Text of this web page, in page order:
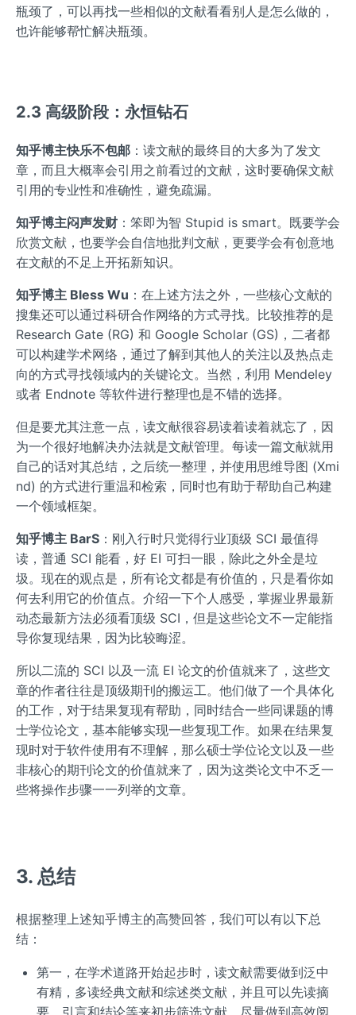
瓶颈了，可以再找一些相似的文献看看别人是怎么做的，
也许能够帮忙解决瓶颈。
2.3 高级阶段：永恒钻石
知乎博主快乐不包邮 ：读文献的最终目的大多为了发文
章，而且大概率会引用之前看过的文献，这时要确保文献
引用的专业性和准确性，避免疏漏。
知乎博主闷声发财 ：笨即为智 Stupid is smart。既要学会
欣赏文献，也要学会自信地批判文献，更要学会有创意地
在文献的不足上开拓新知识。
知乎博主 Bless Wu ：在上述方法之外，一些核心文献的
搜集还可以通过科研合作网络的方式寻找。比较推荐的是
Research Gate (RG) 和 Google Scholar (GS)，二者都
可以构建学术网络，通过了解到其他人的关注以及热点走
向的方式寻找领域内的关键论文。当然，利用 Mendeley
或者 Endnote 等软件进行整理也是不错的选择。
但是要尤其注意一点，读文献很容易读着读着就忘了，因
为一个很好地解决办法就是文献管理。每读一篇文献就用
自己的话对其总结，之后统一整理，并使用思维导图 (Xmi
nd) 的方式进行重温和检索，同时也有助于帮助自己构建
一个领域框架。
知乎博主 BarS ：刚入行时只觉得行业顶级 SCI 最值得
读，普通 SCI 能看，好 EI 可扫一眼，除此之外全是垃
圾。现在的观点是，所有论文都是有价值的，只是看你如
何去利用它的价值点。介绍一下个人感受，掌握业界最新
动态最新方法必须看顶级 SCI，但是这些论文不一定能指
导你复现结果，因为比较晦涩。
所以二流的 SCI 以及一流 EI 论文的价值就来了，这些文
章的作者往往是顶级期刊的搬运工。他们做了一个具体化
的工作，对于结果复现有帮助，同时结合一些同课题的博
士学位论文，基本能够实现一些复现工作。如果在结果复
现时对于软件使用有不理解，那么硕士学位论文以及一些
非核心的期刊论文的价值就来了，因为这类论文中不乏一
些将操作步骤一一列举的文章。
3. 总结
根据整理上述知乎博主的高赞回答，我们可以有以下总
结：
第一，在学术道路开始起步时，读文献需要做到泛中
有精，多读经典文献和综述类文献，并且可以先读摘